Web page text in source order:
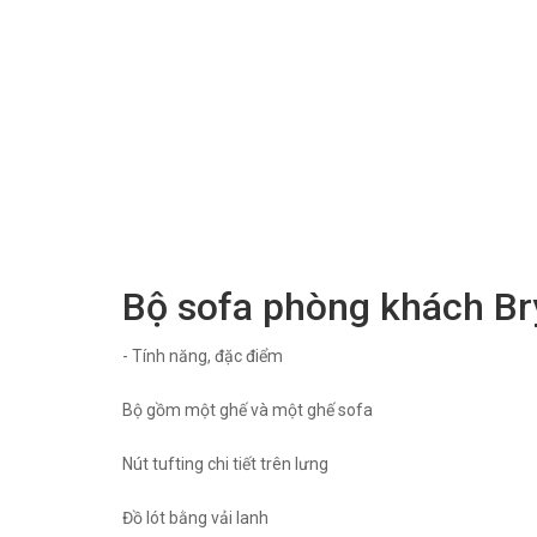
Bộ sofa phòng khách
- Tính năng, đặc điểm
Bộ gồm một ghế và một ghế sofa
Nút tufting chi tiết trên lưng
Đồ lót bằng vải lanh